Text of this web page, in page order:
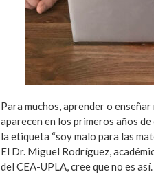
Para muchos, aprender o
aparecen en los primeros años
la etiqueta “soy malo para las
El Dr. Miguel Rodríguez,
del CEA-UPLA, cree que no es